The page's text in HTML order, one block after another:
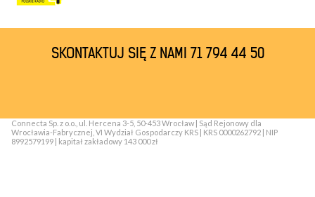
SKONTAKTUJ SIĘ Z NAMI 71 794 44 50
Connecta Sp. z o.o., ul. Hercena 3-5, 50-453 Wrocław | Sąd Rejonowy dla
Wrocławia-Fabrycznej, VI Wydział Gospodarczy KRS | KRS 0000262792 | NIP
8992579199 | kapitał zakładowy 143 000 zł